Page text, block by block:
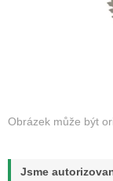
Jsme